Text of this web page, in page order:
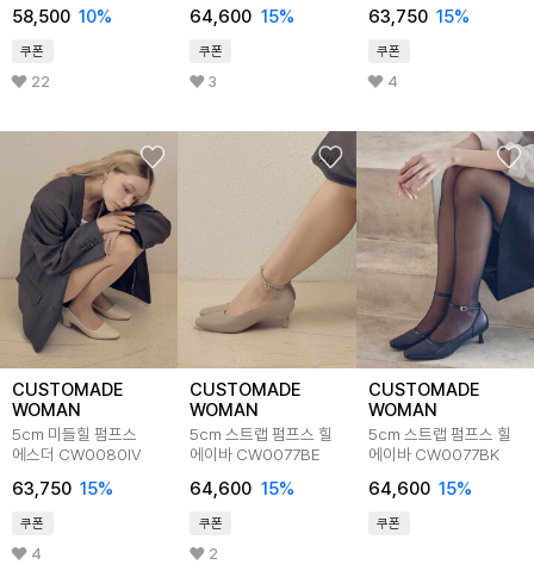
58,500 10%
쿠폰
22
64,600 15%
쿠폰
3
63,750 15%
쿠폰
4
CUSTOMADE
WOMAN
5cm 미들힐 펌프스
에스더 CW0080IV
63,750 15%
쿠폰
4
CUSTOMADE
WOMAN
5cm 스트랩 펌프스 힐
에이바 CW0077BE
64,600 15%
쿠폰
2
CUSTOMADE
WOMAN
5cm 스트랩 펌프스 힐
에이바 CW0077BK
64,600 15%
쿠폰